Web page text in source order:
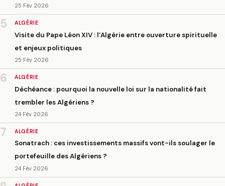
25 Fév 2026
5 ALGÉRIE
Visite du Pape Léon XIV : l’Algérie entre ouverture spirituelle
et enjeux politiques
25 Fév 2026
6 ALGÉRIE
Déchéance : pourquoi la nouvelle loi sur la nationalité fait
trembler les Algériens ?
24 Fév 2026
7 ALGÉRIE
Sonatrach : ces investissements massifs vont-ils soulager le
portefeuille des Algériens ?
24 Fév 2026